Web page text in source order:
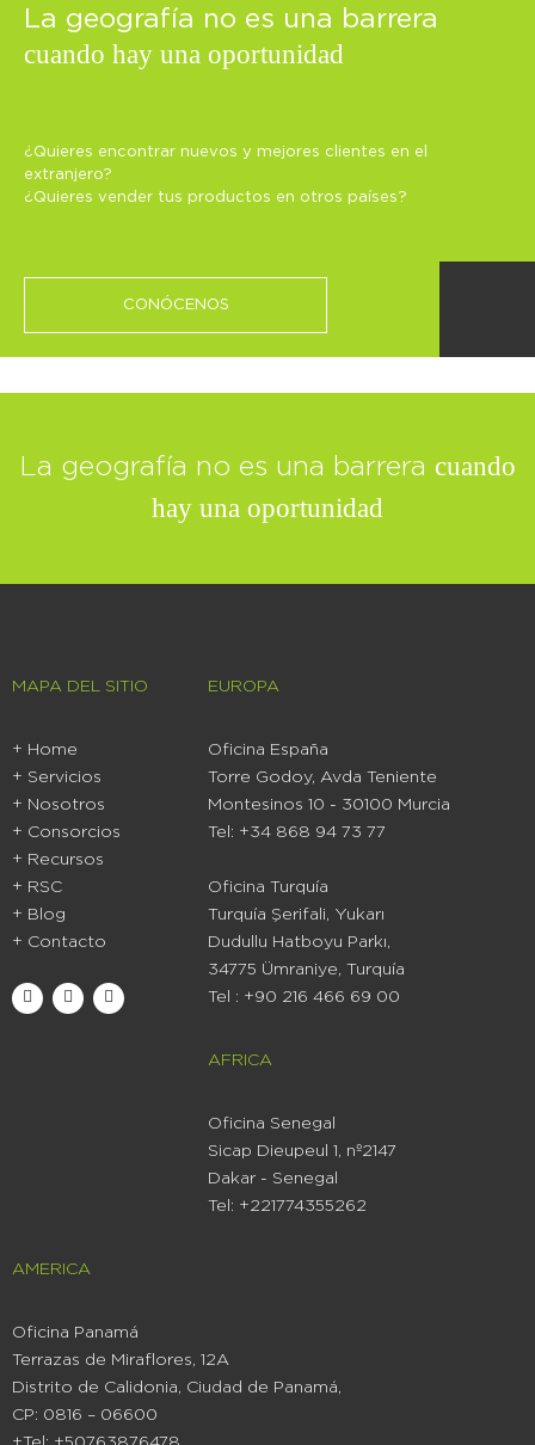
La geografía no es una barrera
cuando hay una oportunidad
¿Quieres encontrar nuevos y mejores clientes en el
extranjero?
¿Quieres vender tus productos en otros países?
CONÓCENOS
La geografía no es una barrera cuando
hay una oportunidad
MAPA DEL SITIO
+ Home
+ Servicios
+ Nosotros
+ Consorcios
+ Recursos
+ RSC
+ Blog
+ Contacto
EUROPA
Oficina España
Torre Godoy, Avda Teniente
Montesinos 10 - 30100 Murcia
Tel: +34 868 94 73 77
Oficina Turquía
Turquía Şerifali, Yukarı
Dudullu Hatboyu Parkı,
34775 Ümraniye, Turquía
Tel : +90 216 466 69 00
AFRICA
Oficina Senegal
Sicap Dieupeul 1, nº2147
Dakar - Senegal
Tel: +221774355262
AMERICA
Oficina Panamá
Terrazas de Miraflores, 12A
Distrito de Calidonia, Ciudad de Panamá,
CP: 0816 – 06600